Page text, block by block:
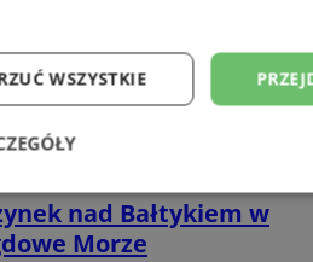
nad Bałtykiem w
Morze
WSZYSTKIE
Wydajność